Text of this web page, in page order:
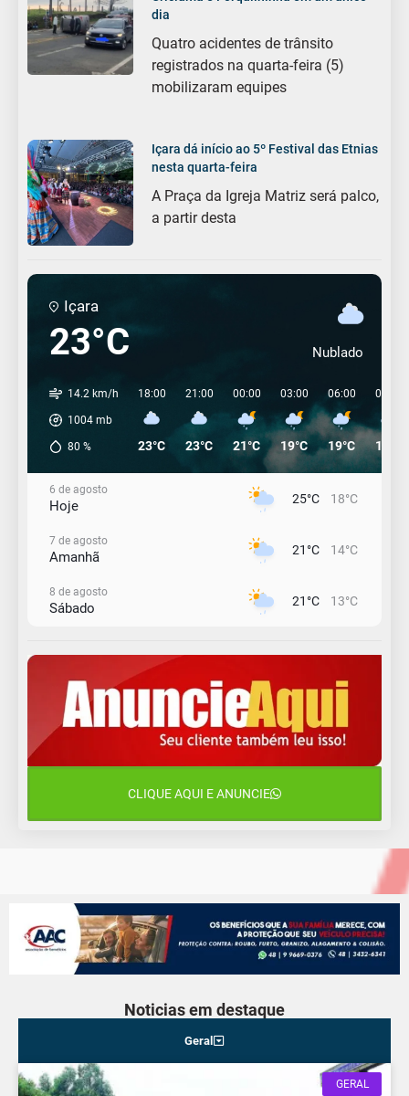
dia
Quatro acidentes de trânsito
registrados na quarta-feira (5)
mobilizaram equipes
Içara dá início ao 5º Festival das Etnias
nesta quarta-feira
A Praça da Igreja Matriz será palco,
a partir desta
Içara
23°C Nublado
14.2 km/h
1004 mb
80 %
18:00
23°C
21:00
23°C
00:00
21°C
03:00
19°C
06:00
19°C
09:00
19°C
6 de agosto
Hoje 25°C 18°C
7 de agosto
Amanhã 21°C 14°C
8 de agosto
Sábado 21°C 13°C
Domingo 16°C 13°C
10 de agosto
Segunda-Feira
CLIQUE AQUI E ANUNCIE
Noticias em destaque
Geral
GERAL